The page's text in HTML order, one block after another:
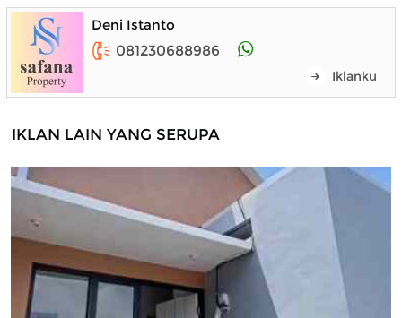
Deni Istanto
081230688986
Iklanku
IKLAN LAIN YANG SERUPA